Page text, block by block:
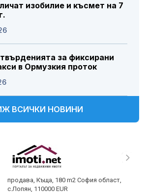
изобилие и късмет на 7
за фиксирани
в Ормузкия проток
ВСИЧКИ НОВИНИ
продава, Къща, 180 m2 София област,
с.Лопян, 110000 EUR